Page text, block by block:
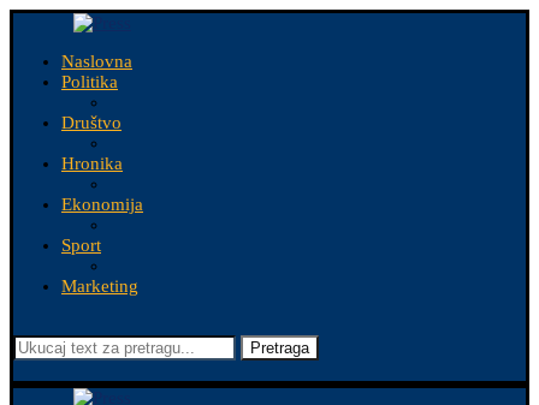
Naslovna
Politika
Društvo
Hronika
Ekonomija
Sport
Marketing
Pretraga